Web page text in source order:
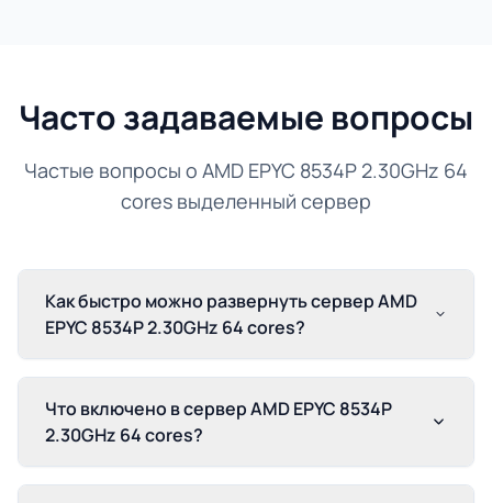
Часто задаваемые вопросы
Частые вопросы о AMD EPYC 8534P 2.30GHz 64
cores выделенный сервер
Как быстро можно развернуть сервер AMD
EPYC 8534P 2.30GHz 64 cores?
Что включено в сервер AMD EPYC 8534P
2.30GHz 64 cores?